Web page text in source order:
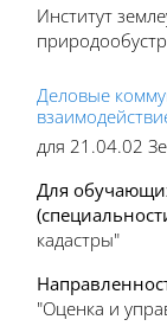
Институт
Деловые
для 21.04.02
Для
кадастры"
"Оценка и